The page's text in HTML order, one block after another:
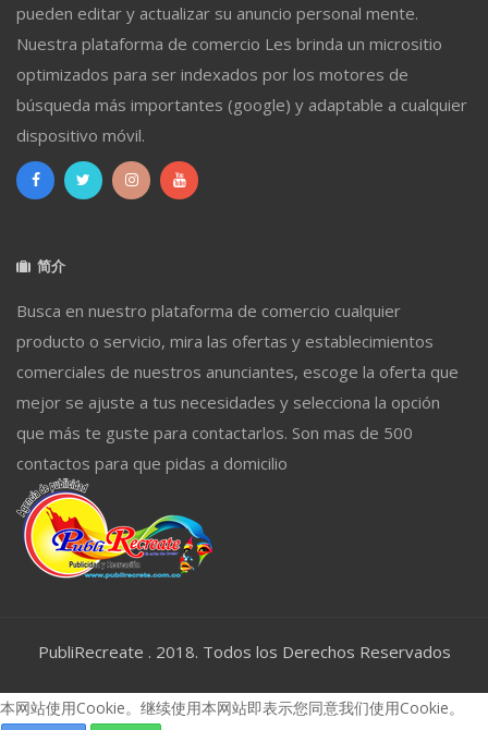
pueden editar y actualizar su anuncio personal mente.
Nuestra plataforma de comercio Les brinda un micrositio
optimizados para ser indexados por los motores de
búsqueda más importantes (google) y adaptable a cualquier
dispositivo móvil.
简介
Busca en nuestro plataforma de comercio cualquier
producto o servicio, mira las ofertas y establecimientos
comerciales de nuestros anunciantes, escoge la oferta que
mejor se ajuste a tus necesidades y selecciona la opción
que más te guste para contactarlos. Son mas de 500
contactos para que pidas a domicilio
PubliRecreate . 2018. Todos los Derechos Reservados
本网站使用Cookie。继续使用本网站即表示您同意我们使用Cookie。